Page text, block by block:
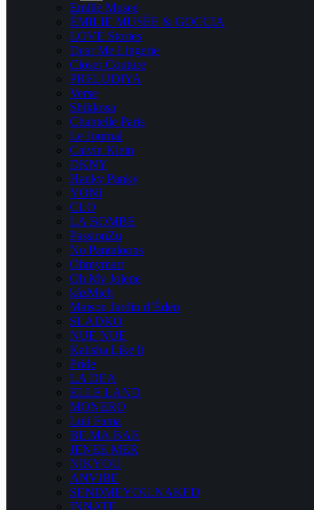
Emilie Musee
ÉMILIE MUSÉE & GOCCIA
LOVE Stories
Dear Me Lingerie
Closer Couture
PRELUDIYA
Verse
Shikkosa
Chantelle Paris
Le Journal
Calvin Klein
DKNY
Hanky Panky
YONI
CLO
LA BOMBE
PassionZu
No Pantaloons
Ohmymarr
Oh My Jolene
kázMich
Maison Jardin d’Éden
SLADKO
NUE NUE
Katisha Like It
Pride
LA DEA
ELLE LAND
MONERO
Luli Fama
BE.MA.BAE
JENEE MER
NIKYOU
ANVIBE
SENDMEYOU.NAKED
INNATE